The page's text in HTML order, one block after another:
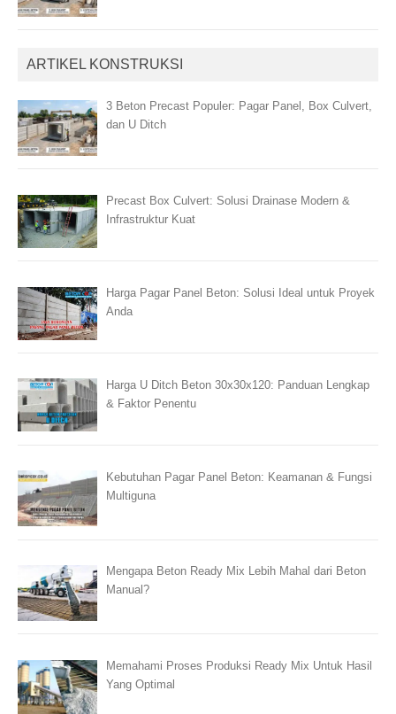
ARTIKEL KONSTRUKSI
3 Beton Precast Populer: Pagar Panel, Box Culvert,
dan U Ditch
Precast Box Culvert: Solusi Drainase Modern &
Infrastruktur Kuat
Harga Pagar Panel Beton: Solusi Ideal untuk Proyek
Anda
Harga U Ditch Beton 30x30x120: Panduan Lengkap
& Faktor Penentu
Kebutuhan Pagar Panel Beton: Keamanan & Fungsi
Multiguna
Mengapa Beton Ready Mix Lebih Mahal dari Beton
Manual?
Memahami Proses Produksi Ready Mix Untuk Hasil
Yang Optimal